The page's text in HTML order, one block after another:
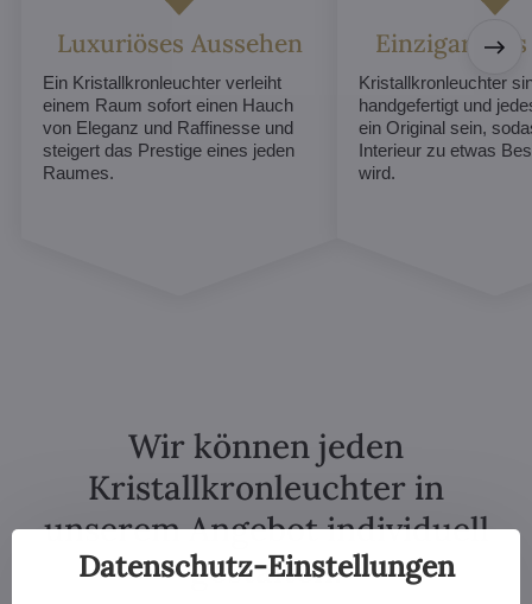
Luxuriöses Aussehen
Ein Kristallkronleuchter verleiht
einem Raum sofort einen Hauch
von Eleganz und Raffinesse und
steigert das Prestige eines jeden
Raumes.
Kristallkronleuchter
handgefertigt und
ein Original sein,
Interieur zu etwas
wird.
Wir können jeden
Kristallkronleuchter in
unserem Angebot individuell
gestalten.
Datenschutz-Einstellungen